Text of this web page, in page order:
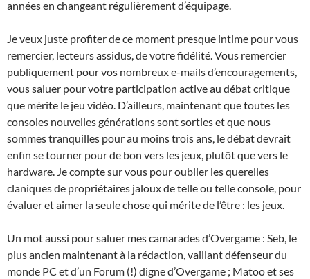
années en changeant régulièrement d’équipage.
Je veux juste profiter de ce moment presque intime pour vous
remercier, lecteurs assidus, de votre fidélité. Vous remercier
publiquement pour vos nombreux e-mails d’encouragements,
vous saluer pour votre participation active au débat critique
que mérite le jeu vidéo. D’ailleurs, maintenant que toutes les
consoles nouvelles générations sont sorties et que nous
sommes tranquilles pour au moins trois ans, le débat devrait
enfin se tourner pour de bon vers les jeux, plutôt que vers le
hardware. Je compte sur vous pour oublier les querelles
claniques de propriétaires jaloux de telle ou telle console, pour
évaluer et aimer la seule chose qui mérite de l’être : les jeux.
Un mot aussi pour saluer mes camarades d’Overgame : Seb, le
plus ancien maintenant à la rédaction, vaillant défenseur du
monde PC et d’un Forum (!) digne d’Overgame ; Matoo et ses